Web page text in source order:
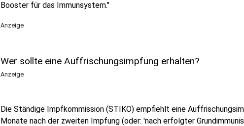
Booster für das Immunsystem."
Anzeige
Wer sollte eine Auffrischungsimpfung erhalten?
Anzeige
Die Ständige Impfkommission (STIKO) empfiehlt eine
Monate nach der zweiten Impfung (oder: 'nach erfolgter